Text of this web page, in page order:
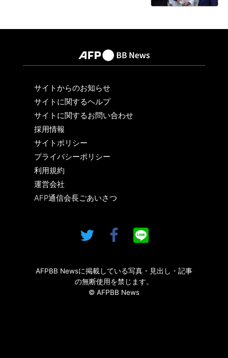
サイトからのお知らせ
サイトに関するヘルプ
サイトに関するお問い合わせ
採用情報
サイトポリシー
プライバシーポリシー
利用規約
運営会社
AFP通信会長ごあいさつ
AFPBB Newsに掲載している写真・見出し・記事
の無断使用を禁じます。
© AFPBB News